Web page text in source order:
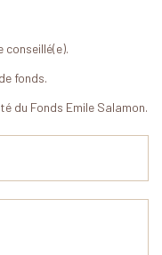
fonds.
du Fonds Emile Salamon.